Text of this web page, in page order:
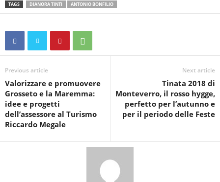
TAGS DIANORA TINTI ANTONIO BONFILIO
Previous article
Valorizzare e promuovere
Grosseto e la Maremma:
idee e progetti
dell’assessore al Turismo
Riccardo Megale
Next article
Tinata 2018 di
Monteverro, il rosso hygge,
perfetto per l’autunno e
per il periodo delle Feste